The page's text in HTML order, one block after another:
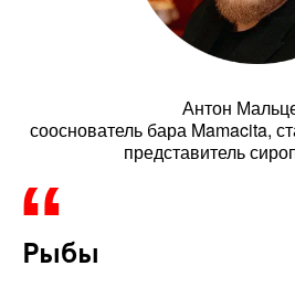
Антон
сооснователь бара Mamacita,
представитель
Рыбы